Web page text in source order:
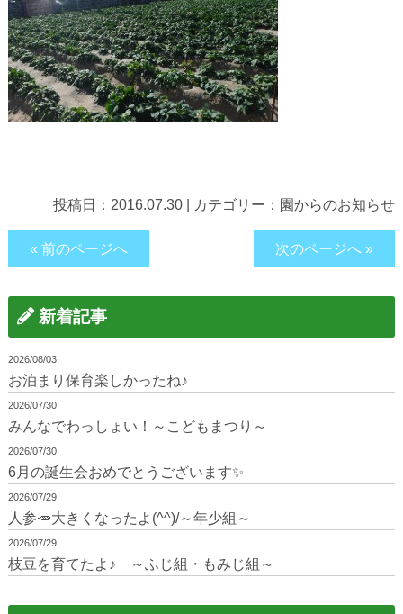
投稿日： 2016.07.30 カテゴリー： 園からのお知らせ
« 前のページへ 次のページへ »
新着記事
2026/08/03
お泊まり保育楽しかったね♪
2026/07/30
みんなでわっしょい！～こどもまつり～
2026/07/30
6月の誕生会おめでとうございます✨
2026/07/29
人参🥕大きくなったよ(^^)/～年少組～
2026/07/29
枝豆を育てたよ♪ ～ふじ組・もみじ組～